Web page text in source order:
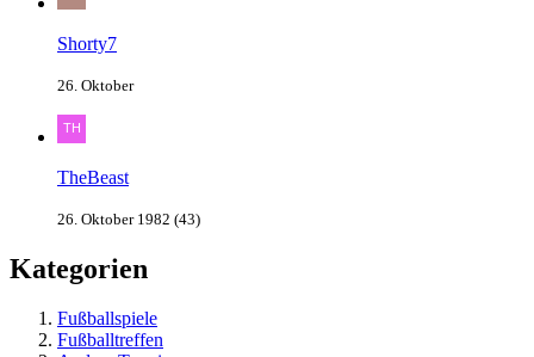
Shorty7
26. Oktober
TheBeast
26. Oktober 1982 (43)
Kategorien
Fußballspiele
Fußballtreffen